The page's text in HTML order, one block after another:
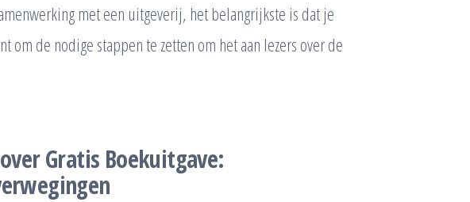
met een uitgeverij, het belangrijkste is dat je
om de nodige stappen te zetten om het aan lezers over de
Gratis Boekuitgave: